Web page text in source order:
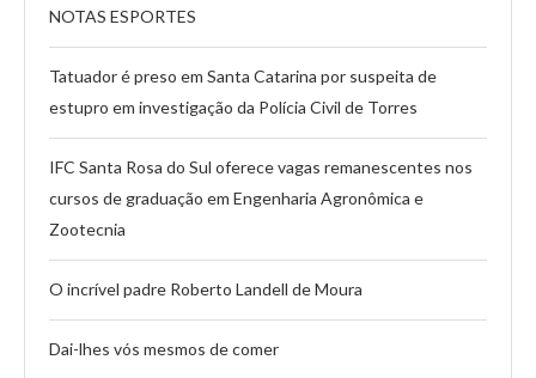
NOTAS ESPORTES
Tatuador é preso em Santa Catarina por suspeita de
estupro em investigação da Polícia Civil de Torres
IFC Santa Rosa do Sul oferece vagas remanescentes nos
cursos de graduação em Engenharia Agronômica e
Zootecnia
O incrível padre Roberto Landell de Moura
Dai-lhes vós mesmos de comer